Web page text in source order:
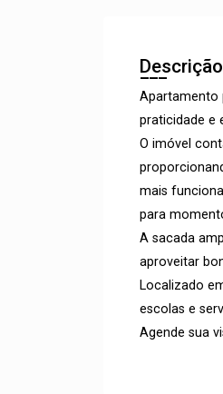
Apartamento
praticidade e
O imóvel
mais
para
A sacada
aproveitar
Localizado
escolas e
Agende sua